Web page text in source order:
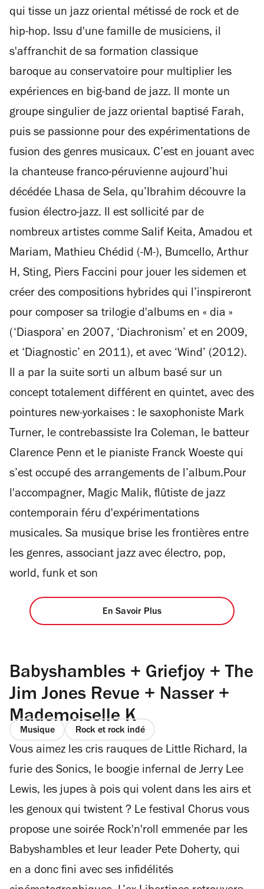
qui tisse un jazz oriental métissé de rock et de
hip-hop. Issu d'une famille de musiciens, il
s'affranchit de sa formation classique
baroque au conservatoire pour multiplier les
expériences en big-band de jazz. Il monte un
groupe singulier de jazz oriental baptisé Farah,
puis se passionne pour des expérimentations de
fusion des genres musicaux. C’est en jouant avec
la chanteuse franco-péruvienne aujourd’hui
décédée Lhasa de Sela, qu’Ibrahim découvre la
fusion électro-jazz. Il est sollicité par de
nombreux artistes comme Salif Keita, Amadou et
Mariam, Mathieu Chédid (-M-), Bumcello, Arthur
H, Sting, Piers Faccini pour jouer les sidemen et
créer des compositions hybrides qui l’inspireront
pour composer sa trilogie d'albums en « dia »
(‘Diaspora’ en 2007, ‘Diachronism’ et en 2009,
et ‘Diagnostic’ en 2011), et avec ‘Wind’ (2012).
Il a par la suite sorti un album basé sur un
concept totalement différent en quintet, avec des
pointures new-yorkaises : le saxophoniste Mark
Turner, le contrebassiste Ira Coleman, le batteur
Clarence Penn et le pianiste Franck Woeste qui
s’est occupé des arrangements de l’album.Pour
l'accompagner, Magic Malik, flûtiste de jazz
contemporain féru d'expérimentations
musicales. Sa musique brise les frontières entre
les genres, associant jazz avec électro, pop,
world, funk et son
En Savoir Plus
Babyshambles + Griefjoy + The
Jim Jones Revue + Nasser +
Mademoiselle K
Musique Rock et rock indé
Vous aimez les cris rauques de Little Richard, la
furie des Sonics, le boogie infernal de Jerry Lee
Lewis, les jupes à pois qui volent dans les airs et
les genoux qui twistent ? Le festival Chorus vous
propose une soirée Rock'n'roll emmenée par les
Babyshambles et leur leader Pete Doherty, qui
en a donc fini avec ses infidélités